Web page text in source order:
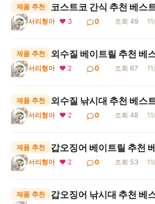
제품 추천 코스트코 간식 추천 베스
서리형아 ❤ 3 0 조회 49
제품 추천
서리형아 ❤ 2 0 조회 67
제품 추천
서리형아 ❤ 2 0 조회 48
제품 추천
서리형아 ❤ 2 0 조회 53
제품 추천